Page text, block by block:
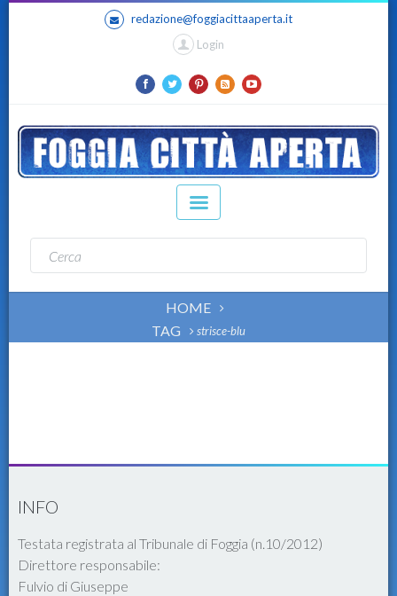
redazione@foggiacittaaperta.it
Login
HOME
TAG
strisce-blu
INFO
Testata registrata al Tribunale di Foggia (n.10/2012)
Direttore responsabile:
Fulvio di Giuseppe